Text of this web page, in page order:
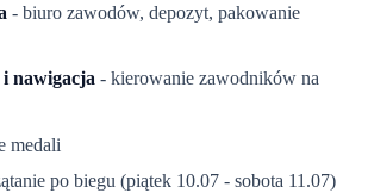
- biuro zawodów, depozyt, pakowanie
i nawigacja - kierowanie zawodników na
medali
po biegu (piątek 10.07 - sobota 11.07)